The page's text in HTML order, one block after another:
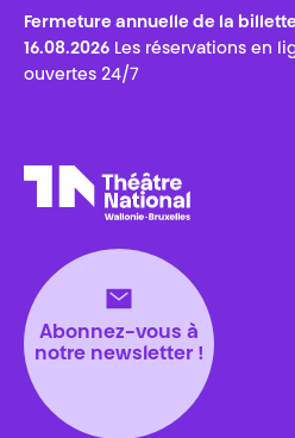
Fermeture annuelle de la
16.08.2026 Les réservations en
ouvertes 24/7
Abonnez-vous à
notre newsletter !